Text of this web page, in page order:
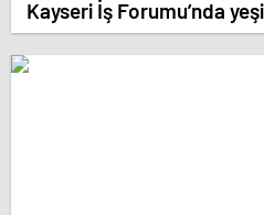
Kayseri İş Forumu’nda
dijitalleşme vurgusu